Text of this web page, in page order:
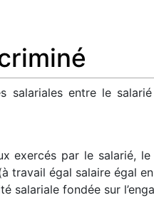
salariales entre le
exercés par le salarié,
travail égal salaire égal
salariale fondée sur